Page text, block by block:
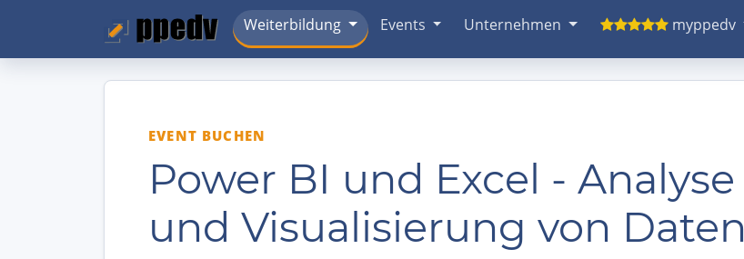
Weiterbildung Events Unternehmen myppedv
EVENT BUCHEN
Power BI und Excel - Analyse
und Visualisierung von Daten